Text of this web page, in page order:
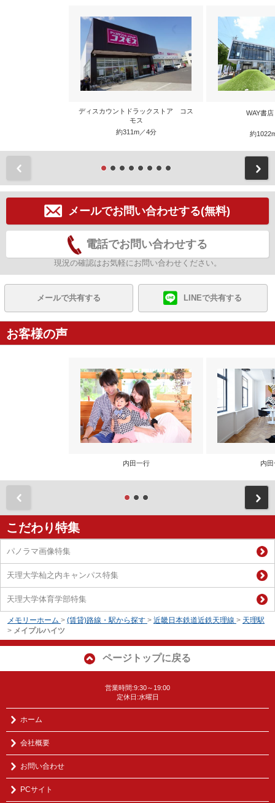
ディスカウントドラックストア コス
モス
約311m／4分
WAY書
約
メールでお問い合わせする(無料)
電話でお問い合わせする
現況の確認はお気軽にお問い合わせください。
メールで共有する LINEで共有する
お客様の声
内田一行 内
こだわり特集
パノラマ画像特集
天理大学杣之内キャンパス特集
天理大学体育学部特集
メモリーホーム > (賃貸)路線・駅から探す > 近畿日本鉄道近鉄天理線 > 天理駅
> メイプルハイツ
ページトップに戻る
営業時間:9:30～19:00
定休日:水曜日
ホーム
会社概要
お問い合わせ
PCサイト